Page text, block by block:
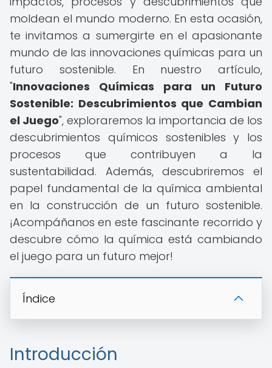
moldean el mundo moderno. En esta ocasión,
te invitamos a sumergirte en el apasionante
mundo de las innovaciones químicas para un
futuro sostenible. En nuestro artículo,
"Innovaciones Químicas para un Futuro
Sostenible: Descubrimientos que Cambian
el Juego", exploraremos la importancia de los
descubrimientos químicos sostenibles y los
procesos que contribuyen a la
sustentabilidad. Además, descubriremos el
papel fundamental de la química ambiental
en la construcción de un futuro sostenible.
¡Acompáñanos en este fascinante recorrido y
descubre cómo la química está cambiando
el juego para un futuro mejor!
Índice
Introducción